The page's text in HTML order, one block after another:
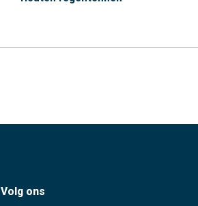
Volg ons